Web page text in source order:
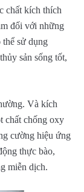
chất kích thích
đối với những
thể sử dụng
sản sống tốt,
Và kích
chất chống oxy
cường hiệu ứng
thực bào,
miễn dịch.